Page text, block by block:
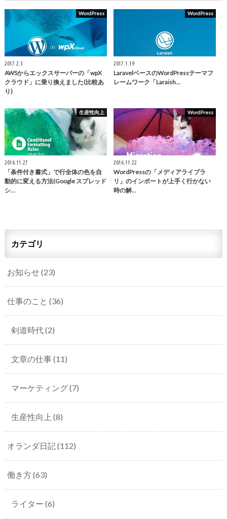
WordPress
2017.2.3
AWSからエックスサーバーの「wpX
クラウド」に乗り換えました(比較あ
り)
WordPress
2017.1.19
LaravelベースのWordPressテーマフ
レームワーク「Laraish…
生産性向上
2016.11.27
「条件付き書式」で行全体の色を自
動的に変える方法(Google スプレッド
シ…
WordPress
2016.11.22
WordPressの「メディアライブラ
リ」のインポートが上手く行かない
時の解…
カテゴリ
お知らせ(23)
仕事のこと (36)
剣道時代(2)
文章の仕事(11)
マーケティング(7)
生産性向上 (8)
オランダ日記(112)
働き方(63)
ライター (6)